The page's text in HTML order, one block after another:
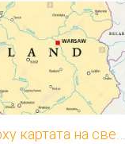
Варшава върху картата на света